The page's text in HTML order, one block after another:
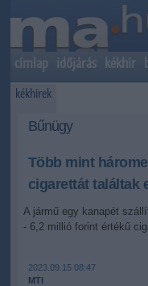
címlap időjárás kékhír
kékhírek
Bűnügy
Több mint
cigarettát találtak
A jármű egy kanapét
- 6,2 millió forint értékű
2023.09.15 08:47
MTI